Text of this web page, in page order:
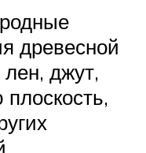
древесной
джут,